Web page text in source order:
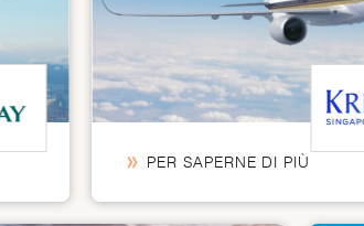
PER SAPERNE DI PIÙ